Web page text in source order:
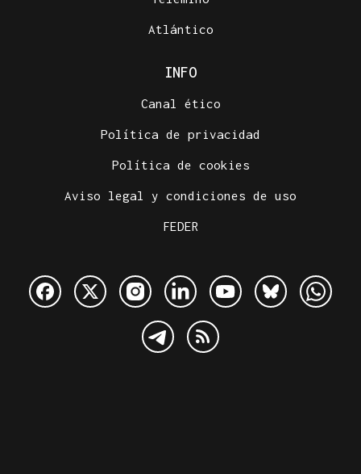
Atlántico
INFO
Canal ético
Política de privacidad
Política de cookies
Aviso legal y condiciones de uso
FEDER